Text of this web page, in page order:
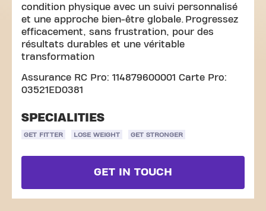
condition physique avec un suivi personnalisé
et une approche bien-être globale. Progressez
efficacement, sans frustration, pour des
résultats durables et une véritable
transformation
Assurance RC Pro: 114879600001 Carte Pro:
03521ED0381
SPECIALITIES
GET FITTER LOSE WEIGHT GET STRONGER
GET IN TOUCH